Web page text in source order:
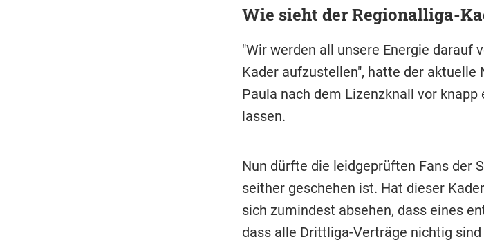
Wie sieht der Regionalliga-
"Wir werden all unsere Energie darauf
Kader aufzustellen", hatte der aktuelle
Paula nach dem Lizenzknall vor
lassen.
Nun dürfte die leidgeprüften Fans der
seither geschehen ist. Hat dieser
sich zumindest absehen, dass eines
dass alle Drittliga-Verträge nichtig